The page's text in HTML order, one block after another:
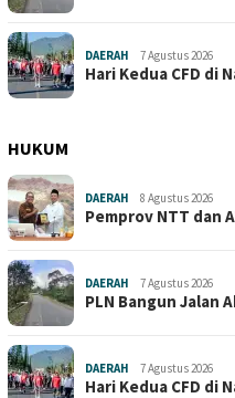
DAERAH 7 Agustus 2026
Hari Kedua CFD di
HUKUM
DAERAH 8 Agustus 2026
Pemprov NTT dan
DAERAH 7 Agustus 2026
PLN Bangun Jalan
DAERAH 7 Agustus 2026
Hari Kedua CFD di